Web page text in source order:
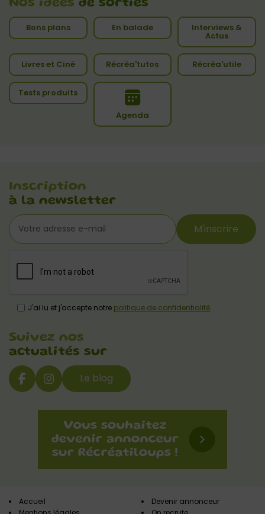
Nos idées de sorties
Bons plans En balade Interviews &
Actus
Livres et Ciné Récréa'tutos Récréa'utile
Tests produits
Agenda
Inscription
à la newsletter
M'inscrire
J'ai lu et j'accepte notre politique de confidentialité
Suivez nos
actualités sur
Le blog
Accueil
Devenir annonceur